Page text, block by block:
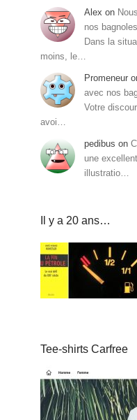
Alex on
nos bagnoles
Dans la
moins, le…
Promeneur
avec nos
Votre
avoi…
pedibus on
une
illustratio…
Il y a 20 ans…
Tee-shirts Carfree